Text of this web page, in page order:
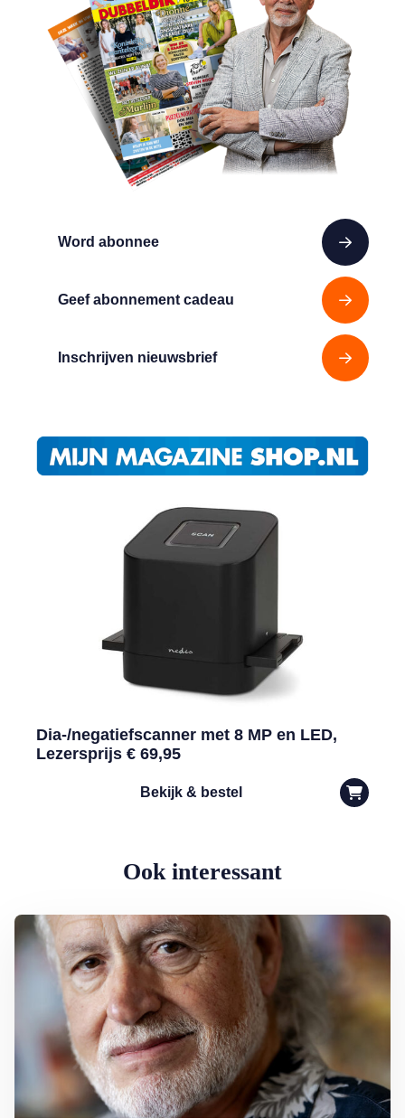
Word abonnee
Geef abonnement cadeau
Inschrijven nieuwsbrief
Dia-/negatiefscanner met 8 MP en LED,
Lezersprijs € 69,95
Bekijk & bestel
Ook interessant
Lees meer over George Baker (81) blijft liedjes schrijven en